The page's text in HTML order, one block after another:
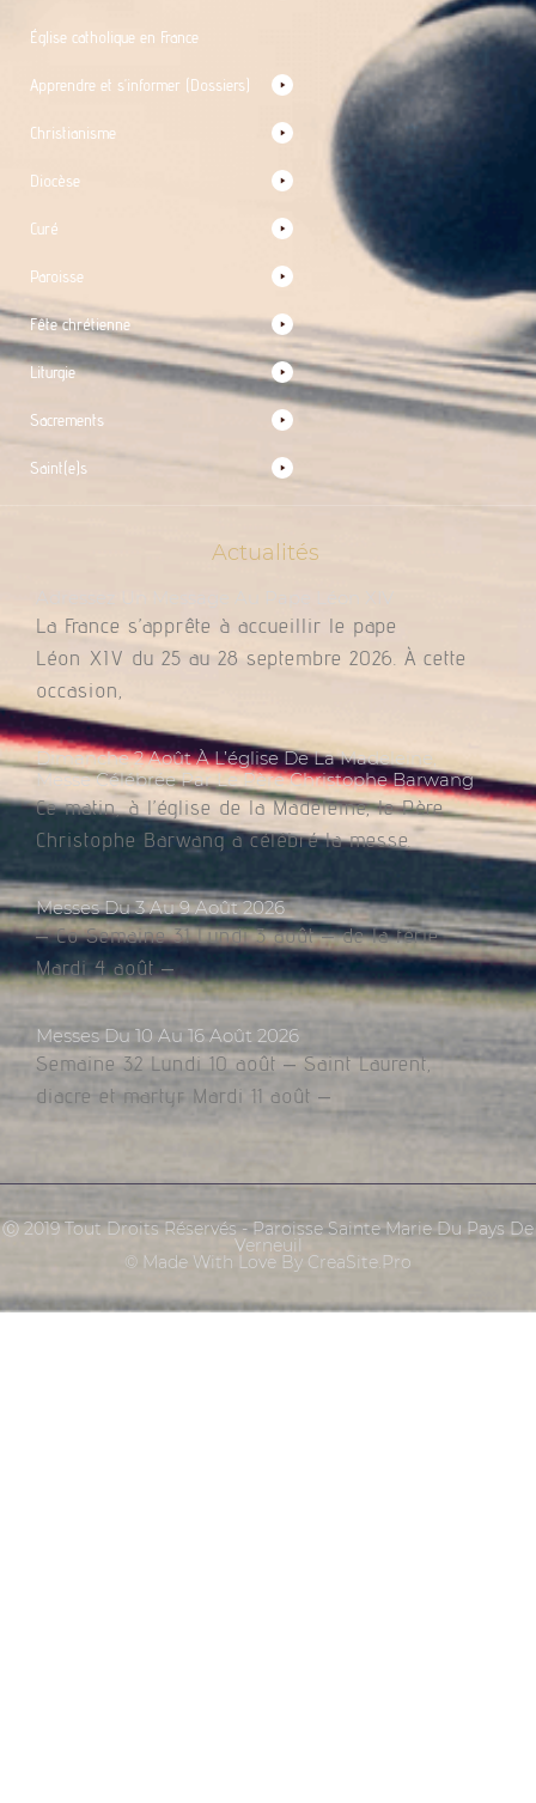
Église catholique en France
Apprendre et s’informer (Dossiers)
Christianisme
Diocèse
Curé
Paroisse
Fête chrétienne
Liturgie
Sacrements
Saint(e)s
Actualités
La France s’apprête à accueillir le pape
Léon XIV du 25 au 28 septembre 2026. À cette
occasion,
Dimanche 2 Août À L’église De La Madeleine,
Messe Célébrée Par Le Père Christophe Barwang
Ce matin, à l’église de la Madeleine, le Père
Christophe Barwang a célébré la messe.
Messes Du 3 Au 9 Août 2026
– Co Semaine 31 Lundi 3 août – de la férie
Mardi 4 août –
Messes Du 10 Au 16 Août 2026
Semaine 32 Lundi 10 août – Saint Laurent,
diacre et martyr Mardi 11 août –
Ⓒ 2019 Tout Droits Réservés - Paroisse Sainte Marie Du Pays De
Verneuil
© Made With Love By CreaSite.Pro